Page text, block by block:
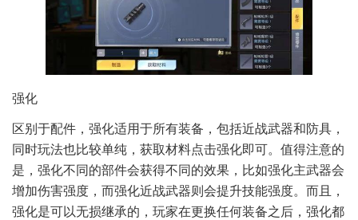
强化
区别于配件，强化适用于所有装备，包括近战武器和防具，
同时玩法也比较单纯，获取材料点击强化即可。值得注意的
是，强化不同的部件会获得不同的效果，比如强化主武器会
增加伤害强度，而强化近战武器则会提升技能强度。而且，
强化是可以无损继承的，玩家在更换任何装备之后，强化都